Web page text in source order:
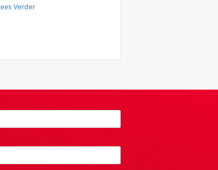
in gesprek met Pater Elias
Verderabout Filioque 13: Samen-leven